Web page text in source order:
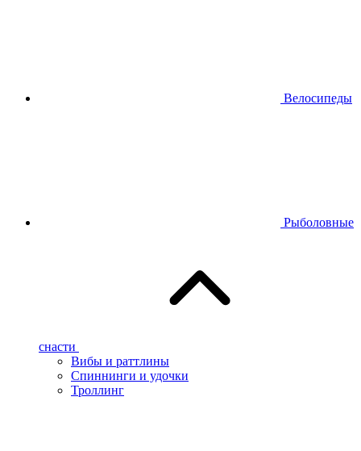
Велосипеды
Рыболовные
снасти
Вибы и раттлины
Спиннинги и удочки
Троллинг